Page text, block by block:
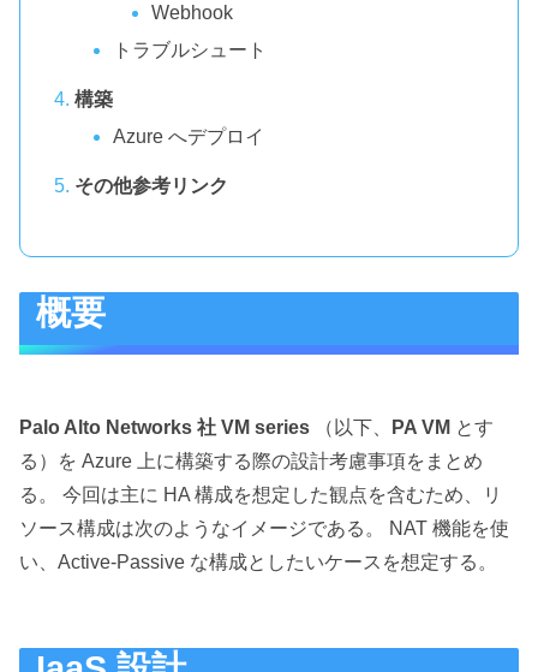
Webhook
トラブルシュート
構築
Azure へデプロイ
その他参考リンク
概要
Palo Alto Networks 社 VM series （以下、 PA VM とす
る）を Azure 上に構築する際の設計考慮事項をまとめ
る。 今回は主に HA 構成を想定した観点を含むため、リ
ソース構成は次のようなイメージである。 NAT 機能を使
い、Active-Passive な構成としたいケースを想定する。